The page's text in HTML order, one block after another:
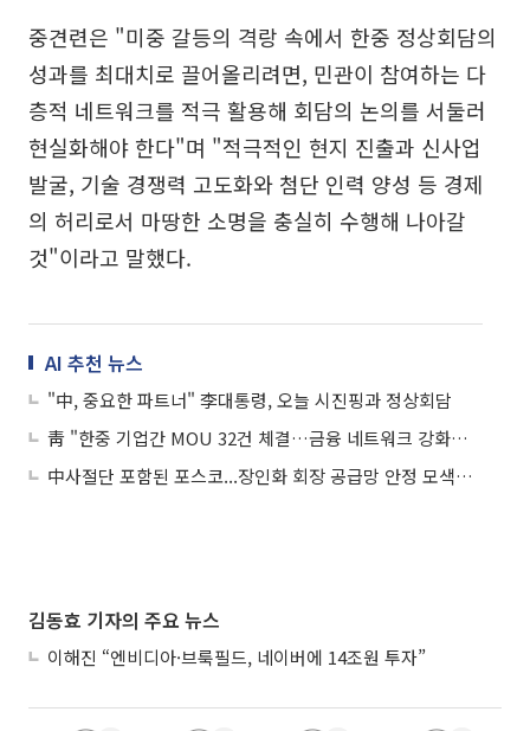
중견련은 "미중 갈등의 격랑 속에서 한중 정상회담의
성과를 최대치로 끌어올리려면, 민관이 참여하는 다
층적 네트워크를 적극 활용해 회담의 논의를 서둘러
현실화해야 한다"며 "적극적인 현지 진출과 신사업
발굴, 기술 경쟁력 고도화와 첨단 인력 양성 등 경제
의 허리로서 마땅한 소명을 충실히 수행해 나아갈
것"이라고 말했다.
AI 추천 뉴스
"中, 중요한 파트너" 李대통령, 오늘 시진핑과 정상회담
靑 "한중 기업간 MOU 32건 체결…금융 네트워크 강화방안도 모색"
中사절단 포함된 포스코...장인화 회장 공급망 안정 모색하나
김동효 기자의 주요 뉴스
이해진 “엔비디아·브룩필드, 네이버에 14조원 투자”